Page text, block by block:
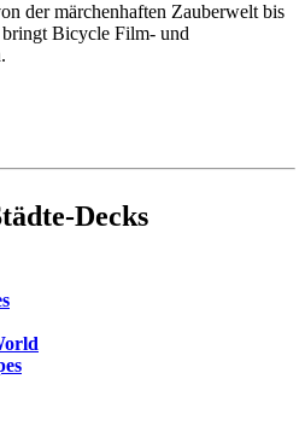
der märchenhaften Zauberwelt bis
Bicycle Film- und
Decks